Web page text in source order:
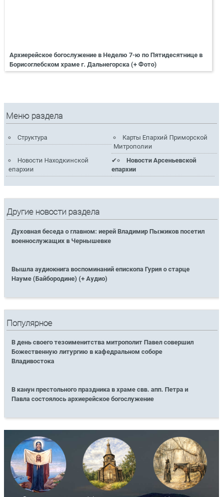
Архиерейское богослужение в Неделю 7-ю по Пятидесятнице в
Борисоглебском храме г. Дальнегорска (+ Фото)
Меню раздела
Структура
Карты Епархий Приморской
Митрополии
Новости Находкинской
епархии
Новости Арсеньевской
епархии
Другие новости раздела
Духовная беседа о главном: иерей Владимир Пыжиков посетил
военнослужащих в Чернышевке
Вышла аудиокнига воспоминаний епископа Гурия о старце
Науме (Байбородине) (+ Аудио)
Популярное
В день своего тезоименитства митрополит Павел совершил
Божественную литургию в кафедральном соборе
Владивостока
В канун престольного праздника в храме свв. апп. Петра и
Павла состоялось архиерейское богослужение